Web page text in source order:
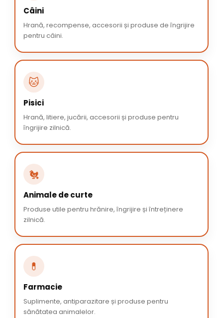
Câini
Hrană, recompense, accesorii și produse de îngrijire
pentru câini.
🐱
Pisici
Hrană, litiere, jucării, accesorii și produse pentru
îngrijire zilnică.
🐔
Animale de curte
Produse utile pentru hrănire, îngrijire și întreținere
zilnică.
💊
Farmacie
Suplimente, antiparazitare și produse pentru
sănătatea animalelor.